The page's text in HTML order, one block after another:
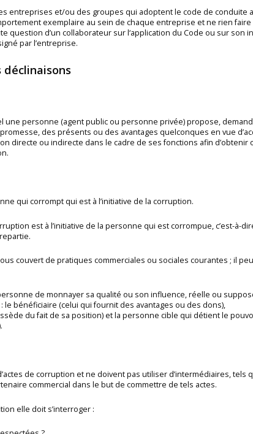
entreprises et/ou des groupes qui adoptent le code de conduite
exemplaire au sein de chaque entreprise et ne rien
question d’un collaborateur sur l‘application du Code ou sur son
par l’entreprise.
déclinaisons
une personne (agent public ou personne privée) propose,
des présents ou des avantages quelconques en vue
directe ou indirecte dans le cadre de ses fonctions afin
qui corrompt qui est à l’initiative de la corruption.
est à l’initiative de la personne qui est corrompue, c’est-à-
couvert de pratiques commerciales ou sociales courantes ; il
de monnayer sa qualité ou son influence, réelle ou
bénéficiaire (celui qui fournit des avantages ou des dons),
du fait de sa position) et la personne cible qui détient le
de corruption et ne doivent pas utiliser d’intermédiaires, tels
commercial dans le but de commettre de tels actes.
elle doit s’interroger :